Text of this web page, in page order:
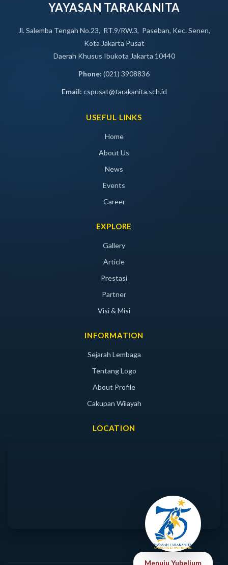
YAYASAN TARAKANITA
Jl. Salemba Tengah No.23, RT.9/RW.3, Paseban, Kec. Senen,
Kota Jakarta Pusat
Daerah Khusus Ibukota Jakarta 10440
Phone: (021) 3908836
Email: cspusat@tarakanita.sch.id
USEFUL LINKS
Home
About Us
News
Events
Career
EXPLORE
Gallery
Article
Prestasi
Partner
Visi & Misi
INFORMATION
Sejarah Lembaga
Tentang Logo
About Profile
Cakupan Wilayah
LOCATION
Menuju Yubelium